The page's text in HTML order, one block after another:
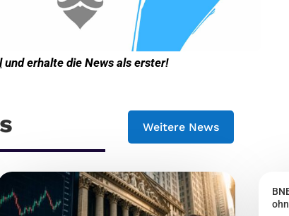
und erhalte die News als erster!
Weitere News